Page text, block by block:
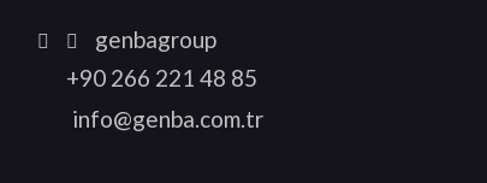
genbagroup
+90 266 221 48 85
info@genba.com.tr